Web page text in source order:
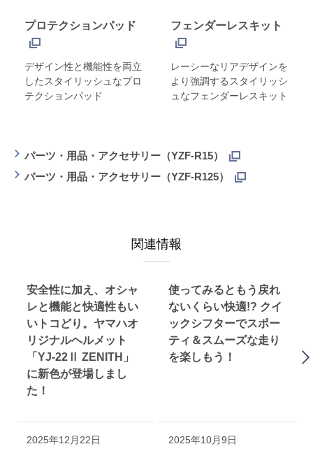
プロテクションパッド
デザイン性と機能性を両立
したスタイリッシュなプロ
テクションパッド
フェンダーレスキット
レーシーなリアデザインを
より強調するスタイリッシ
ュなフェンダーレスキット
パーツ・用品・アクセサリー（YZF-R15）
パーツ・用品・アクセサリー（YZF-R125）
関連情報
安全性に加え、オシャ
レと機能と快適性もい
いトコどり。ヤマハオ
リジナルヘルメット
「YJ-22Ⅱ ZENITH」
に新色が登場しまし
た！
2025年12月22日
使ってみるともう戻れ
ないくらい快適!? クイ
ックシフターでスポー
ティ＆スムーズな走り
を楽しもう！
2025年10月9日